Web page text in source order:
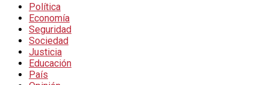
Política
Economía
Seguridad
Sociedad
Justicia
Educación
País